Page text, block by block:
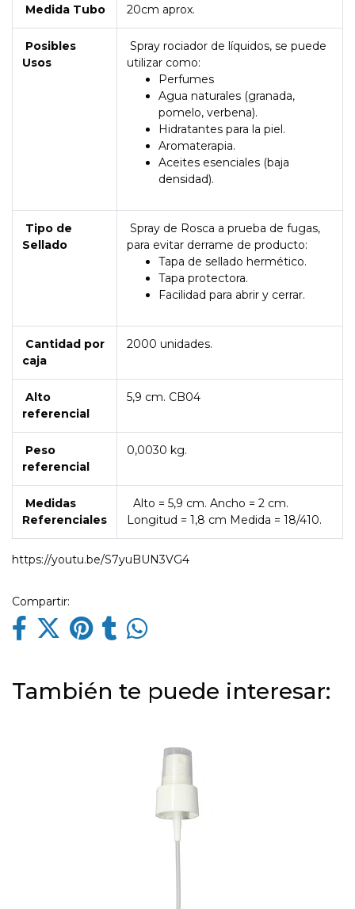
Medida Tubo 20cm aprox.
Posibles
Usos
Spray rociador de líquidos, se puede
utilizar como:
Perfumes
Agua naturales (granada,
pomelo, verbena).
Hidratantes para la piel.
Aromaterapia.
Aceites esenciales (baja
densidad).
Tipo de
Sellado
Spray de Rosca a prueba de fugas,
para evitar derrame de producto:
Tapa de sellado hermético.
Tapa protectora.
Facilidad para abrir y cerrar.
Cantidad por
caja
2000 unidades.
Alto
referencial
5,9 cm. CB04
Peso
referencial
0,0030 kg.
Medidas
Referenciales
Alto = 5,9 cm. Ancho = 2 cm.
Longitud = 1,8 cm Medida = 18/410.
https://youtu.be/S7yuBUN3VG4
Compartir:
También te puede interesar: